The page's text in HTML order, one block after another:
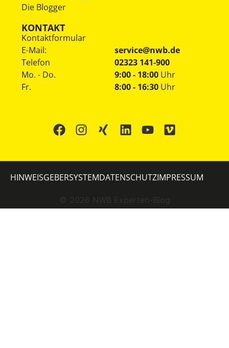
Die Blogger
KONTAKT
Kontaktformular
E-Mail:
service@nwb.de
Telefon
02323 141-900
Mo. - Do.
Fr.
9:00 - 18:00 Uhr
8:00 - 16:30 Uhr
© 2026 NWB Experten-Blog
HINWEISGEBERSYSTEMDATENSCHUTZIMPRESSUM